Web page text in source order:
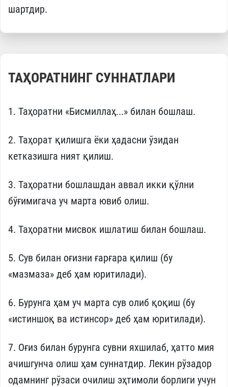
шартдир.
ТАҲОРАТНИНГ СУННАТЛАРИ
1. Таҳоратни «Бисмиллаҳ...» билан бошлаш.
2. Таҳорат қилишга ёки ҳадасни ўзидан
кетказишга ният қилиш.
3. Таҳоратни бошлашдан аввал икки қўлни
бўғимигача уч марта ювиб олиш.
4. Таҳоратни мисвок ишлатиш билан бошлаш.
5. Сув билан оғизни ғарғара қилиш (бу
«мазмаза» деб ҳам юритилади).
6. Бурунга ҳам уч марта сув олиб қоқиш (бу
«истиншоқ ва истинсор» деб ҳам юритилади).
7. Оғиз билан бурунга сувни яхшилаб, ҳатто мия
ачишгунча олиш ҳам суннатдир. Лекин рўзадор
одамнинг рўзаси очилиш эҳтимоли борлиги учун